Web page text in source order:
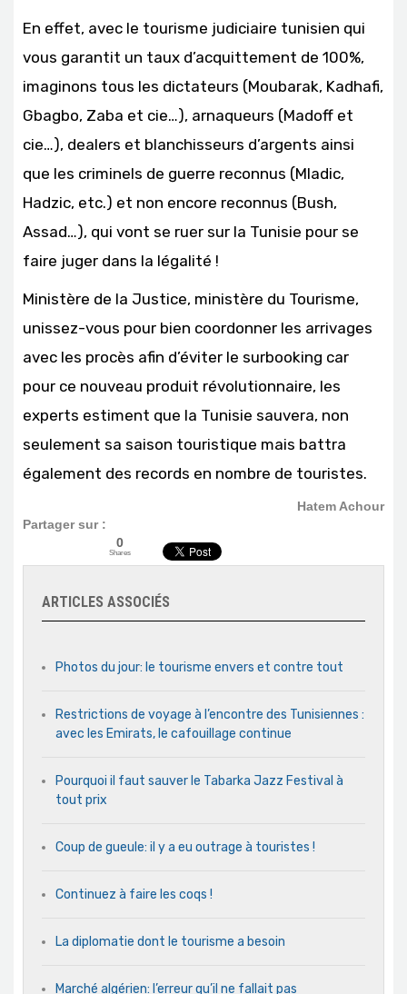
En effet, avec le tourisme judiciaire tunisien qui
vous garantit un taux d’acquittement de 100%,
imaginons tous les dictateurs (Moubarak, Kadhafi,
Gbagbo, Zaba et cie…), arnaqueurs (Madoff et
cie…), dealers et blanchisseurs d’argents ainsi
que les criminels de guerre reconnus (Mladic,
Hadzic, etc.) et non encore reconnus (Bush,
Assad…), qui vont se ruer sur la Tunisie pour se
faire juger dans la légalité !
Ministère de la Justice, ministère du Tourisme,
unissez-vous pour bien coordonner les arrivages
avec les procès afin d’éviter le surbooking car
pour ce nouveau produit révolutionnaire, les
experts estiment que la Tunisie sauvera, non
seulement sa saison touristique mais battra
également des records en nombre de touristes.
Hatem Achour
Partager sur :
0
Shares
ARTICLES ASSOCIÉS
Photos du jour: le tourisme envers et contre tout
Restrictions de voyage à l’encontre des Tunisiennes :
avec les Emirats, le cafouillage continue
Pourquoi il faut sauver le Tabarka Jazz Festival à
tout prix
Coup de gueule: il y a eu outrage à touristes !
Continuez à faire les coqs !
La diplomatie dont le tourisme a besoin
Marché algérien: l’erreur qu’il ne fallait pas